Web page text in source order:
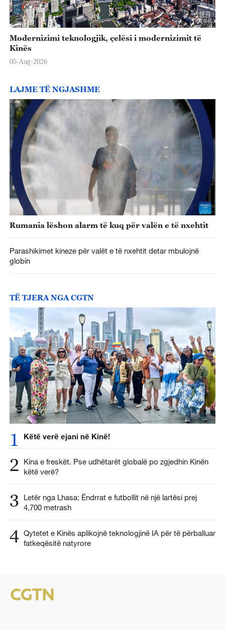
Modernizimi teknologjik, çelësi i modernizimit të
Kinës
05-Aug-2026
LAJME TË NGJASHME
Rumania lëshon alarm të kuq për valën e të nxehtit
Parashikimet kineze për valët e të nxehtit detar mbulojnë
globin
TË TJERA NGA CGTN
1 Këtë verë ejani në Kinë!
2
Kina e freskët. Pse udhëtarët globalë po zgjedhin Kinën
këtë verë?
3
Letër nga Lhasa: Ëndrrat e futbollit në një lartësi prej
4,700 metrash
4 Qytetet e Kinës aplikojnë teknologjinë IA për të përballuar
fatkeqësitë natyrore